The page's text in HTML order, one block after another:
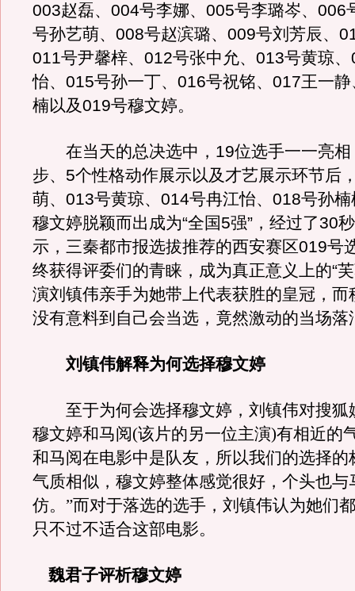
003赵磊、004号李娜、005号李璐岑、006
号孙艺萌、008号赵滨璐、009号刘芳辰、
011号尹馨梓、012号张中允、013号黄琼
怡、015号孙一丁、016号祝铭、017王一
楠以及019号穆文婷。
在当天的总决选中，19位选手一一亮相
步、5个性格动作展示以及才艺展示环节后
萌、013号黄琼、014号冉江怡、018号孙
穆文婷脱颖而出成为“全国5强”，经过了30
示，三秦都市报选拔推荐的西安赛区019号
终获得评委们的青睐，成为真正意义上的“
演刘镇伟亲手为她带上代表获胜的皇冠，而
没有意料到自己会当选，竟然激动的当场落
刘镇伟解释为何选择穆文婷
至于为何会选择穆文婷，刘镇伟对搜狐
穆文婷和马阅(该片的另一位主演)有相近的
和马阅在电影中是队友，所以我们的选择的
气质相似，穆文婷整体感觉很好，个头也与
仿。”而对于落选的选手，刘镇伟认为她们
只不过不适合这部电影。
魏君子评析穆文婷